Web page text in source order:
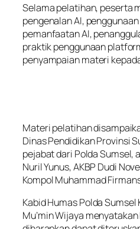
Selama pelatihan, peserta
pengenalan AI,
pemanfaatan AI,
praktik penggunaan
penyampaian materi
Materi pelatihan
Dinas Pendidikan Provinsi
pejabat dari Polda Sumsel,
Nuril Yunus, AKBP Dudi
Kompol Muhammad
Kabid Humas Polda Sumsel
Mu’min Wijaya